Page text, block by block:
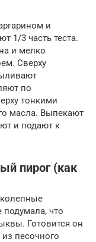
и
1/3 часть теста.
и мелко
Сверху
по
тонкими
масла. Выпекают
и подают к
пирог (как
что
Готовится он
песочного